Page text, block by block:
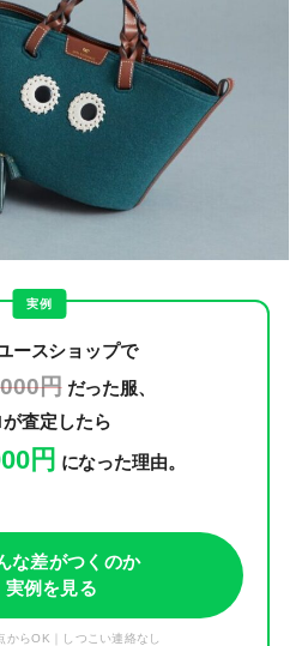
実例
ースショップで
円だった服、
が査定したら
円 になった理由。
な差がつくのか
例を見る
からOK｜しつこい連絡なし